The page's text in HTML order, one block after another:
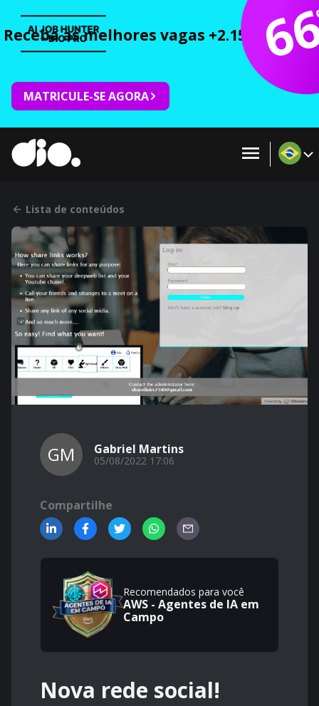
Receba as melhores vagas +2.150 cursos
MATRICULE-SE AGORA
Lista de conteúdos
GM Gabriel Martins
05/08/2022 17:06
Compartilhe
Recomendados para você
AWS - Agentes de IA em
Campo
Nova rede social!